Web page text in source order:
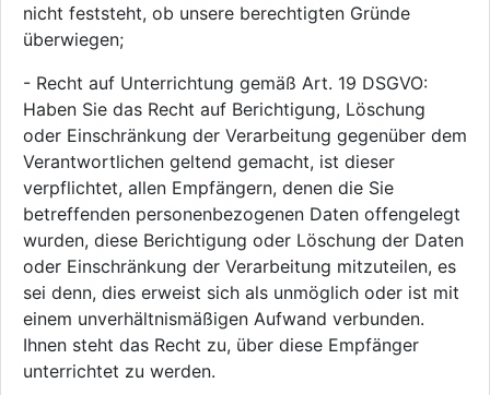
nicht feststeht, ob unsere berechtigten Gründe
überwiegen;
- Recht auf Unterrichtung gemäß Art. 19 DSGVO:
Haben Sie das Recht auf Berichtigung, Löschung
oder Einschränkung der Verarbeitung gegenüber dem
Verantwortlichen geltend gemacht, ist dieser
verpflichtet, allen Empfängern, denen die Sie
betreffenden personenbezogenen Daten offengelegt
wurden, diese Berichtigung oder Löschung der Daten
oder Einschränkung der Verarbeitung mitzuteilen, es
sei denn, dies erweist sich als unmöglich oder ist mit
einem unverhältnismäßigen Aufwand verbunden.
Ihnen steht das Recht zu, über diese Empfänger
unterrichtet zu werden.